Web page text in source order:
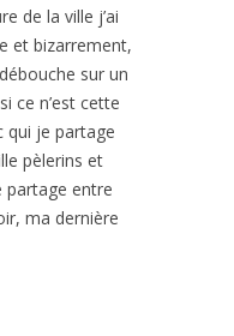
de la ville j’ai
et bizarrement,
sur un
ce n’est cette
qui je partage
pèlerins et
partage entre
ma dernière